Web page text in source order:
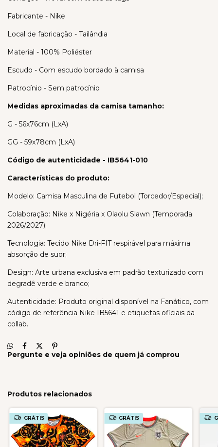
Fabricante - Nike
Local de fabricação - Tailândia
Material - 100% Poliéster
Escudo - Com escudo bordado à camisa
Patrocínio - Sem patrocínio
Medidas aproximadas da camisa tamanho:
G - 56x76cm (LxA)
GG - 59x78cm (LxA)
Código de autenticidade - IB5641-010
Características do produto:
Modelo: Camisa Masculina de Futebol (Torcedor/Especial);
Colaboração: Nike x Nigéria x Olaolu Slawn (Temporada
2026/2027);
Tecnologia: Tecido Nike Dri-FIT respirável para máxima
absorção de suor;
Design: Arte urbana exclusiva em padrão texturizado com
degradê verde e branco;
Autenticidade: Produto original disponível na Fanático, com
código de referência Nike IB5641 e etiquetas oficiais da
collab.
Pergunte e veja opiniões de quem já comprou
Produtos relacionados
GRÁTIS GRÁTIS